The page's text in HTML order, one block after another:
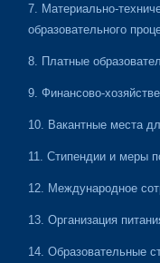
7. Материально-
образовательного
8. Платные
9. Финансово-
10. Вакантные места
11. Стипендии и меры
12. Международное
13. Организация
14. Образовательные